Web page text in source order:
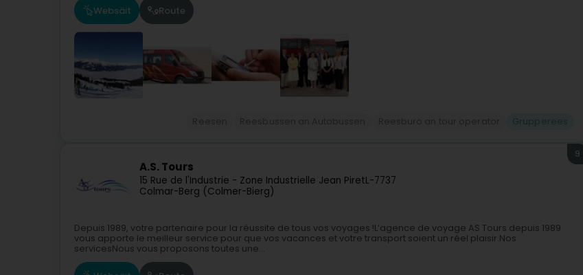
Websäit Route
A.S. Tours
15 Rue de l'Industrie - Zone Industrielle Jean PiretL-7737
Colmar-Berg (Colmer-Bierg)
9
Depuis 1989, votre partenaire pour la réussite de tous vos voyages !L’agence de voyage AS Tours depuis 1989
vous apporte le meilleur service pour que vos vacances et votre transport soient un réel plaisir.Nos
servicesNous vous proposons toutes une...